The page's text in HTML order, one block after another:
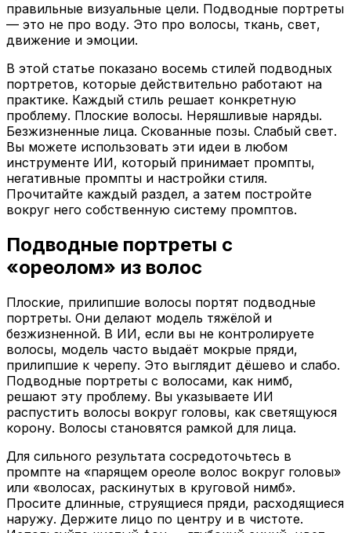
правильные визуальные цели. Подводные портреты
— это не про воду. Это про волосы, ткань, свет,
движение и эмоции.
В этой статье показано восемь стилей подводных
портретов, которые действительно работают на
практике. Каждый стиль решает конкретную
проблему. Плоские волосы. Неряшливые наряды.
Безжизненные лица. Скованные позы. Слабый свет.
Вы можете использовать эти идеи в любом
инструменте ИИ, который принимает промпты,
негативные промпты и настройки стиля.
Прочитайте каждый раздел, а затем постройте
вокруг него собственную систему промптов.
Подводные портреты с
«ореолом» из волос
Плоские, прилипшие волосы портят подводные
портреты. Они делают модель тяжёлой и
безжизненной. В ИИ, если вы не контролируете
волосы, модель часто выдаёт мокрые пряди,
прилипшие к черепу. Это выглядит дёшево и слабо.
Подводные портреты с волосами, как нимб,
решают эту проблему. Вы указываете ИИ
распустить волосы вокруг головы, как светящуюся
корону. Волосы становятся рамкой для лица.
Для сильного результата сосредоточьтесь в
промпте на «парящем ореоле волос вокруг головы»
или «волосах, раскинутых в круговой нимб».
Просите длинные, струящиеся пряди, расходящиеся
наружу. Держите лицо по центру и в чистоте.